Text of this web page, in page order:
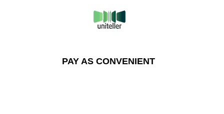
PAY AS CONVENIENT